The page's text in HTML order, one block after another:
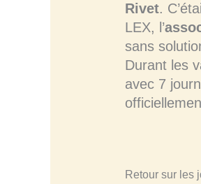
Rivet.
LEX, l’
sans
Durant les
avec 7
Retour sur les